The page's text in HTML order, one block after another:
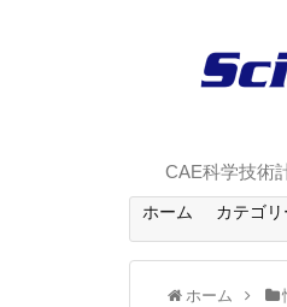
CAE科学技術
ホーム カテゴリ
ホーム